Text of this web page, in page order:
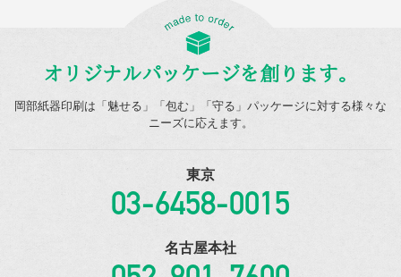
オリジナルパッケージを創ります。
岡部紙器印刷は「魅せる」「包む」「守る」パッケージに対する様々な
ニーズに応えます。
東京
03-6458-0015
名古屋本社